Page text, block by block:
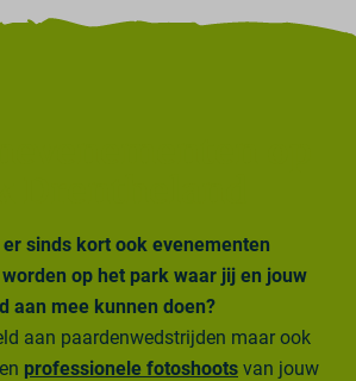
sinds kort ook evenementen
op het park waar jij en jouw
aan mee kunnen doen?
aan paardenwedstrijden maar ook
en professionele fotoshoots van jouw